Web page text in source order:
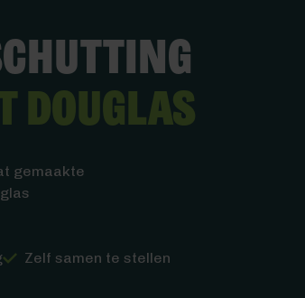
Douglas
gemaakte
Zelf samen te stellen